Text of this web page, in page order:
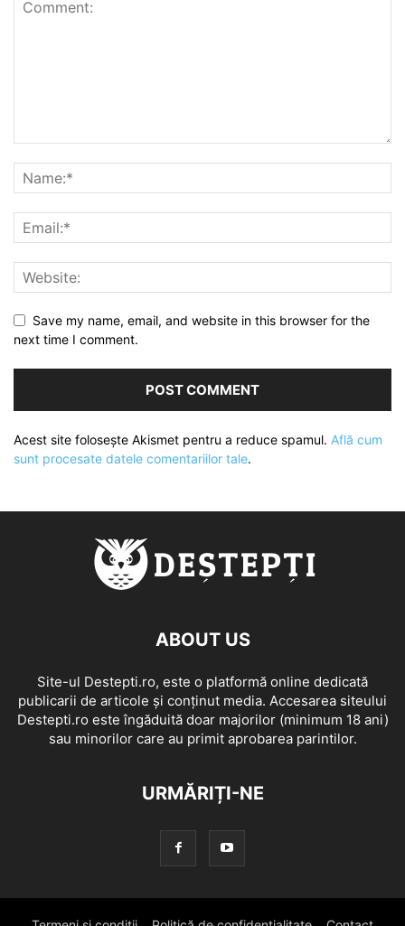
Save my name, email, and website in this browser for the
next time I comment.
Acest site folosește Akismet pentru a reduce spamul. Află cum
sunt procesate datele comentariilor tale.
ABOUT US
Site-ul Destepti.ro, este o platformă online dedicată
publicarii de articole și conținut media. Accesarea siteului
Destepti.ro este îngăduită doar majorilor (minimum 18 ani)
sau minorilor care au primit aprobarea parintilor.
URMĂRIȚI-NE